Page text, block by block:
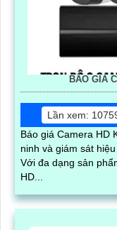
BÁO GIÁ
Lần xem:
Báo giá Camera HD
ninh và giám sát
Với đa dạng sản
HD...